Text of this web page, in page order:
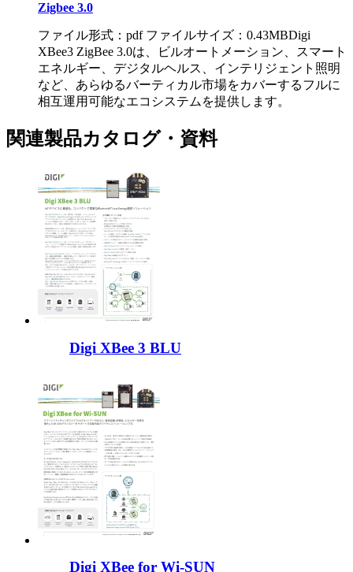
Zigbee 3.0
ファイル形式：pdf ファイルサイズ：0.43MBDigi
XBee3 ZigBee 3.0は、ビルオートメーション、スマート
エネルギー、デジタルヘルス、インテリジェント照明
など、あらゆるバーティカル市場をカバーするフルに
相互運用可能なエコシステムを提供します。
関連製品カタログ・資料
Digi XBee 3 BLU
Digi XBee for Wi-SUN